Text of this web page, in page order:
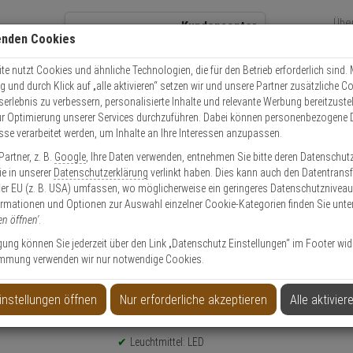
Kundencenter
Kontaktservice nutzen
Mo. - Do.: 8:00 - 16:30 Fr. 8:00 - 14:00 Uhr
Infrarot-Strahler, 15 W, 10° - 95°
15 W, 10° - 95°
Produktinformationen
Leuchtmittel: LED
Cookies
nutzt Cookies und ähnliche Technologien, die für den Betrieb erforderlich sind.
und durch Klick auf „alle aktivieren“ setzen wir und unsere Partner zusätzliche
zu verbessern, personalisierte Inhalte und relevante Werbung
Optimierung unserer Services durchzuführen. Dabei können personenbezogene
verarbeitet werden, um Inhalte an Ihre Interessen anzupassen.
z. B. Google , Ihre Daten verwenden, entnehmen Sie bitte deren
in unserer Datenschutzerklärung verlinkt haben. Dies kann auch den
EU (z. B. USA) umfassen, wo möglicherweise ein geringeres Datenschutzniveau
und Optionen zur Auswahl einzelner Cookie-Kategorien finden Sie
öffnen'.
können Sie jederzeit über den Link „Datenschutz Einstellungen“ im Footer
verwenden wir nur notwendige Cookies.
öffnen Nur erforderliche akzeptieren Alle